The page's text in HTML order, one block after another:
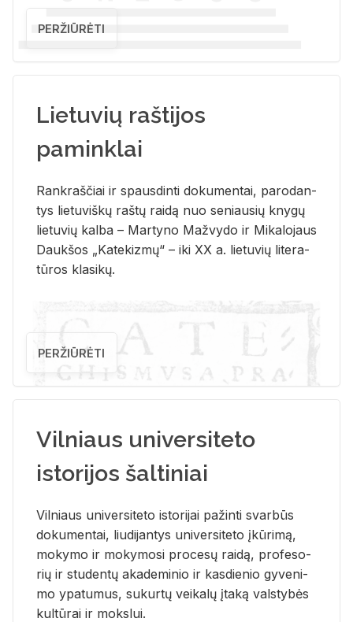
PERŽIŪRĖTI
Lietuvių raštijos
paminklai
Rank­raš­čiai ir spaus­din­ti do­ku­men­tai, pa­ro­dan­
tys lie­tu­viš­kų raš­tų rai­dą nuo se­niau­sių kny­gų
lie­tu­vių kal­ba – Mar­ty­no Ma­žvy­do ir Mi­ka­lo­jaus
Dauk­šos „Ka­te­kiz­mų“ – iki XX a. lie­tu­vių li­te­ra­
tū­ros kla­si­kų.
PERŽIŪRĖTI
Vilniaus universiteto
istorijos šaltiniai
Vil­niaus uni­ver­si­te­to is­to­ri­jai pa­žin­ti svar­būs
do­ku­men­tai, liu­di­jan­tys uni­ver­si­te­to įkū­ri­mą,
mo­ky­mo ir mo­ky­mo­si pro­ce­sų rai­dą, pro­fe­so­
rių ir stu­den­tų aka­de­mi­nio ir kas­die­nio gy­ve­ni­
mo ypa­tu­mus, su­kur­tų vei­ka­lų įta­ką vals­ty­bės
kul­tū­rai ir moks­lui.